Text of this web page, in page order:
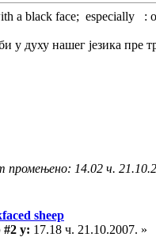
a black face; especially :
у духу нашег језика пре
промењено: 14.02 ч.
sheep
#2 у: 17.18 ч. 21.10.2007. »